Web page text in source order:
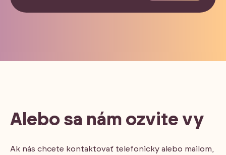
Alebo sa nám ozvite vy
Ak nás chcete kontaktovať telefonicky alebo mailom,